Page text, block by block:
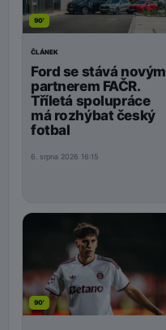
90'
ČLÁNEK
Ford se stává novým
partnerem FAČR.
Tříletá spolupráce
má rozhýbat český
fotbal
6. srpna 2026 16:15
90'